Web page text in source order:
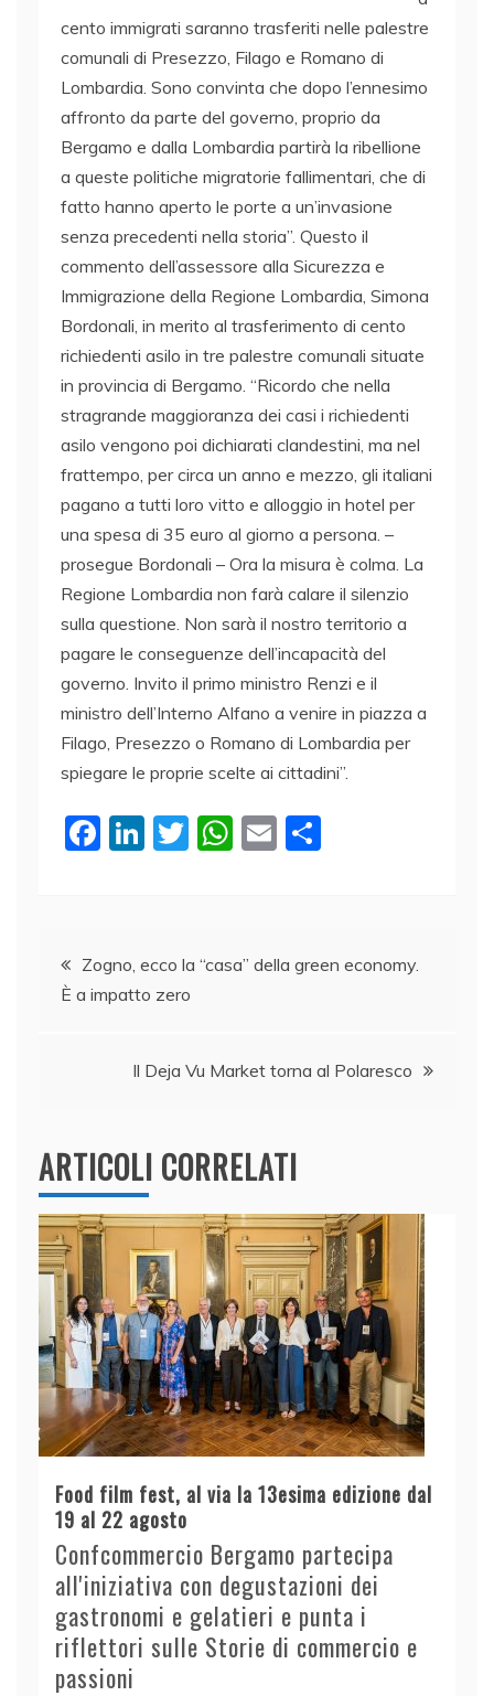
cento immigrati saranno trasferiti nelle palestre
comunali di Presezzo, Filago e Romano di
Lombardia. Sono convinta che dopo l’ennesimo
affronto da parte del governo, proprio da
Bergamo e dalla Lombardia partirà la ribellione
a queste politiche migratorie fallimentari, che di
fatto hanno aperto le porte a un’invasione
senza precedenti nella storia”. Questo il
commento dell’assessore alla Sicurezza e
Immigrazione della Regione Lombardia, Simona
Bordonali, in merito al trasferimento di cento
richiedenti asilo in tre palestre comunali situate
in provincia di Bergamo. “Ricordo che nella
stragrande maggioranza dei casi i richiedenti
asilo vengono poi dichiarati clandestini, ma nel
frattempo, per circa un anno e mezzo, gli italiani
pagano a tutti loro vitto e alloggio in hotel per
una spesa di 35 euro al giorno a persona. –
prosegue Bordonali – Ora la misura è colma. La
Regione Lombardia non farà calare il silenzio
sulla questione. Non sarà il nostro territorio a
pagare le conseguenze dell’incapacità del
governo. Invito il primo ministro Renzi e il
ministro dell’Interno Alfano a venire in piazza a
Filago, Presezzo o Romano di Lombardia per
spiegare le proprie scelte ai cittadini”.
F
b
o
Li
dI
n
T
W
A
E
vi
Navigazione
articoli
Zogno, ecco la “casa” della green economy.
È a impatto zero
Il Deja Vu Market torna al Polaresco
ARTICOLI CORRELATI
Food film fest, al via la 13esima edizione dal
19 al 22 agosto
Confcommercio Bergamo partecipa
all'iniziativa con degustazioni dei
gastronomi e gelatieri e punta i
riflettori sulle Storie di commercio e
passioni